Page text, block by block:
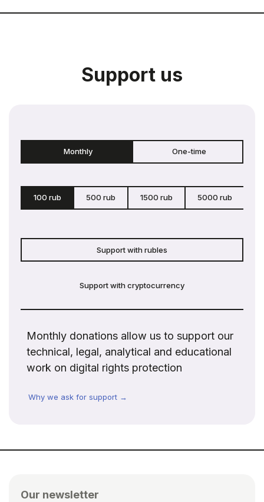
Support us
Monthly One-time
100 rub 500 rub 1500 rub 5000 rub
Support with rubles
Support with cryptocurrency
Monthly donations allow us to support our
technical, legal, analytical and educational
work on digital rights protection
Why we ask for support →
Our newsletter